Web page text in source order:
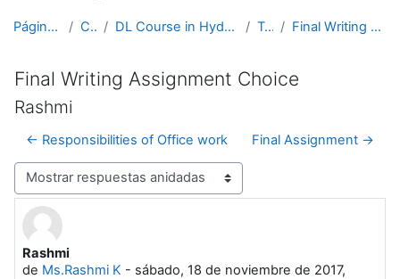
Página Principal Cursos DL Course in Hydrology - Asia RA-II-2017 Topic 5 Final Writing Assignment Choice
Final Writing Assignment Choice
Rashmi
← Responsibilities of Office work
Final Assignment →
Mostrar modo
Rashmi
de Ms.Rashmi K - sábado, 18 de noviembre de 2017,
Número de respuestas: 0